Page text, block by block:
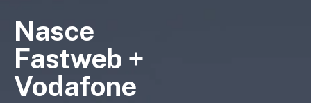
Nasce
Fastweb +
Vodafone